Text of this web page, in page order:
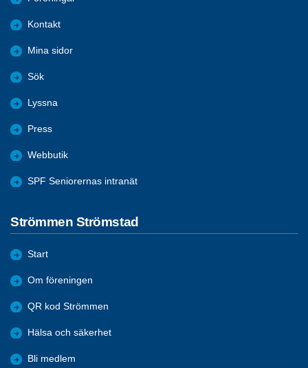
Kontakt
Mina sidor
Sök
Lyssna
Press
Webbutik
SPF Seniorernas intranät
Strömmen Strömstad
Start
Om föreningen
QR kod Strömmen
Hälsa och säkerhet
Bli medlem